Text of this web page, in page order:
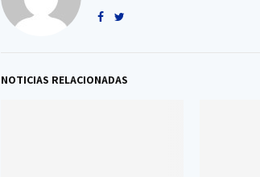
NOTICIAS RELACIONADAS